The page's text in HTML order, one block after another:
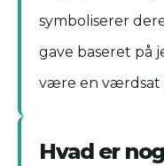
symboliserer
gave baseret på
være en værdsat
Hvad er